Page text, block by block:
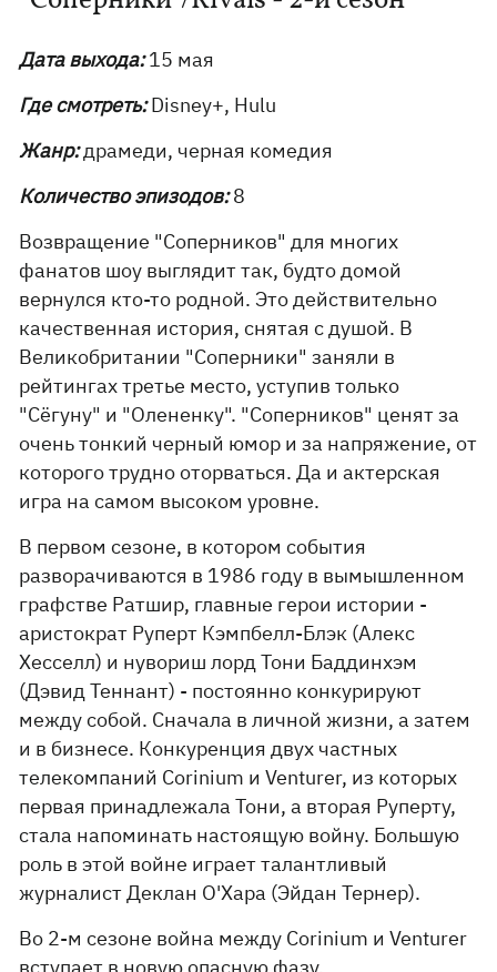
Дата выхода:15 мая
Где смотреть:Disney+, Hulu
Жанр:драмеди, черная комедия
Количество эпизодов:8
Возвращение "Соперников" для многих
фанатов шоу выглядит так, будто домой
вернулся кто-то родной. Это действительно
качественная история, снятая с душой. В
Великобритании "Соперники" заняли в
рейтингах третье место, уступив только
"Сёгуну" и "Олененку". "Соперников" ценят за
очень тонкий черный юмор и за напряжение, от
которого трудно оторваться. Да и актерская
игра на самом высоком уровне.
В первом сезоне, в котором события
разворачиваются в 1986 году в вымышленном
графстве Ратшир, главные герои истории -
аристократ Руперт Кэмпбелл-Блэк (Алекс
Хесселл) и нувориш лорд Тони Баддинхэм
(Дэвид Теннант) - постоянно конкурируют
между собой. Сначала в личной жизни, а затем
и в бизнесе. Конкуренция двух частных
телекомпаний Corinium и Venturer, из которых
первая принадлежала Тони, а вторая Руперту,
стала напоминать настоящую войну. Большую
роль в этой войне играет талантливый
журналист Деклан О'Хара (Эйдан Тернер).
Во 2-м сезоне война между Corinium и Venturer